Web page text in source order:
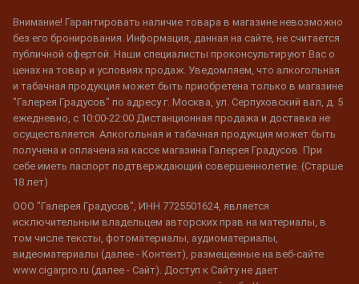
Внимание! Гарантировать наличие товара в магазине невозможно
без его бронирования. Информация, данная на сайте, не считается
публичной офертой. Наши специалисты проконсультируют Вас о
ценах на товар и условиях продаж. Уведомляем, что алкогольная
и табачная продукция может быть приобретена только в магазине
"Галерея Градусов" по адресу г. Москва, ул. Серпуховский вал, д. 5
ежедневно, с 10:00-22:00 Дистанционная продажа и доставка не
осуществляется. Алкогольная и табачная продукция может быть
получена и оплачена на кассе магазина Галерея Градусов. При
себе иметь паспорт подтверждающий совершеннолетие. (Старше
18 лет)
ООО "Галерея Градусов", ИНН 7725501624, является
исключительным владельцем авторских прав на материалы, в
том числе тексты, фотоматериалы, аудиоматериалы,
видеоматериалы (далее - Контент), размещенные на веб-сайте
www.cigarpro.ru (далее - Сайт). Доступ к Сайту не дает